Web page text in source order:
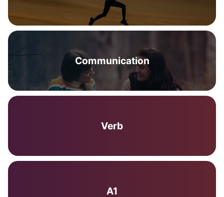
Communication
Verb
A1